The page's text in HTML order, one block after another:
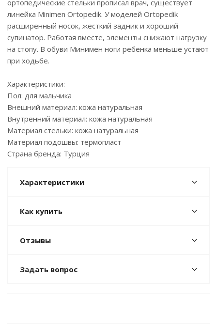
ортопедические стельки прописал врач, существует
линейка Minimen Ortopedik. У моделей Ortopedik
расширенный носок, жесткий задник и хороший
супинатор. Работая вместе, элементы снижают нагрузку
на стопу. В обуви Минимен ноги ребенка меньше устают
при ходьбе.
Характеристики:
Пол: для мальчика
Внешний материал: кожа натуральная
Внутренний материал: кожа натуральная
Материал стельки: кожа натуральная
Материал подошвы: термопласт
Страна бренда: Турция
Характеристики
Как купить
Отзывы
Задать вопрос